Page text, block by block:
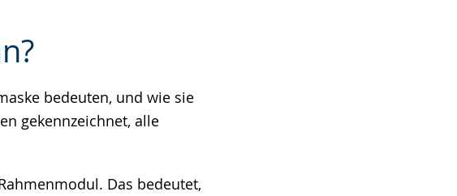
bedeuten, und wie sie
gekennzeichnet, alle
Das bedeutet,